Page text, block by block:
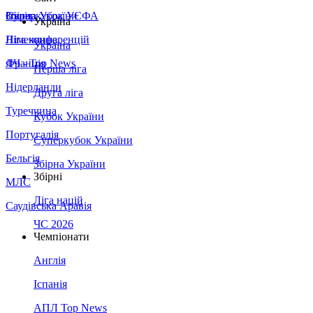
Збірна України
Італія
Німеччина
Франція
Нідерланди
Туреччина
Португалія
Бельгія
МЛС
Саудівська Аравія
Суперкубок УЄФА
Ліга конференцій
ЛЧ - Top News
Україна
Україна
Перша ліга
Друга ліга
Кубок України
Суперкубок України
Збірна України
Збірні
Ліга націй
ЧС 2026
Чемпіонати
Англія
Іспанія
АПЛ Top News